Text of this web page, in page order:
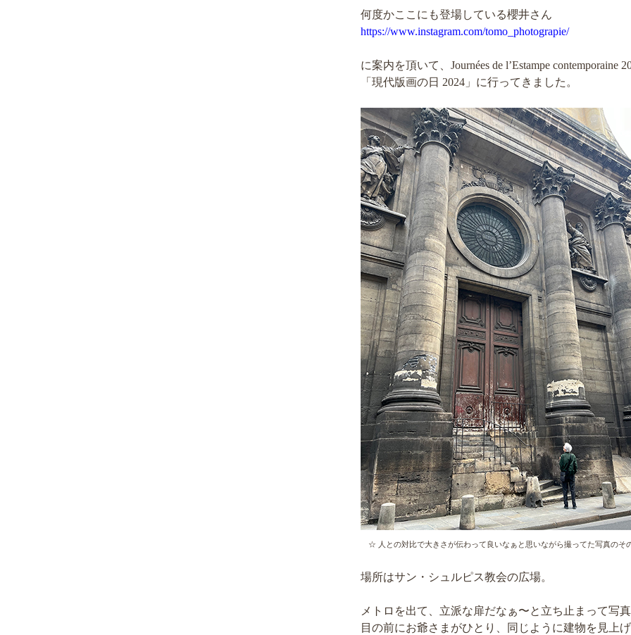
何度かここにも登場している櫻井さん
https://www.instagram.com/tomo_photograpie/
に案内を頂いて、Journées de l’Estampe contemporaine
「現代版画の日 2024」に行ってきました。
☆ 人との対比で大きさが伝わって良いなぁと思いながら撮ってた写真のそ
場所はサン・シュルピス教会の広場。
メトロを出て、立派な扉だなぁ〜と立ち止まって写
目の前にお爺さまがひとり、同じように建物を見上